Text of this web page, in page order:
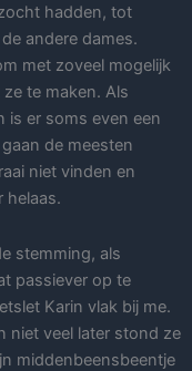
hadden, tot
andere dames.
met zoveel mogelijk
te maken. Als
is er soms even een
de meesten
niet vinden en
helaas.
stemming, als
passiever op te
Karin vlak bij me.
niet veel later stond ze
middenbeensbeentje